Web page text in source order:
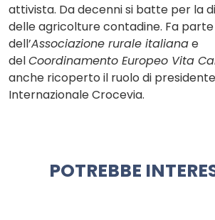
attivista. Da decenni si batte per la
delle agricolture contadine. Fa parte
dell’Associazione rurale italianae
delCoordinamento Europeo Vita
anche ricoperto il ruolo di
Internazionale Crocevia.
POTREBBE